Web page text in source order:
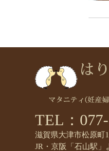
TEL：
滋賀県大津市松原町
JR・京阪「石山駅」